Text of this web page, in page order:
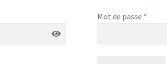
Mot de passe *